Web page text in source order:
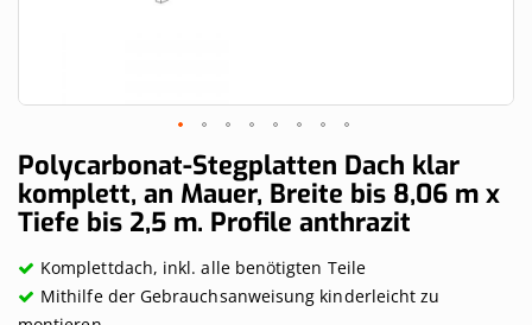
Skip
to
the
beginning
the
images
gallery
Polycarbonat-Stegplatten Dach klar
komplett, an Mauer, Breite bis 8,06 m x
Tiefe bis 2,5 m. Profile anthrazit
Komplettdach, inkl. alle benötigten Teile
Mithilfe der Gebrauchsanweisung kinderleicht zu